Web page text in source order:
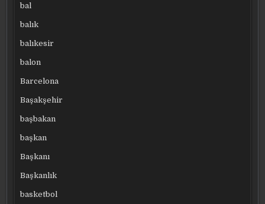
bal
balık
balıkesir
balon
Barcelona
Başakşehir
başbakan
başkan
Başkanı
Başkanlık
basketbol